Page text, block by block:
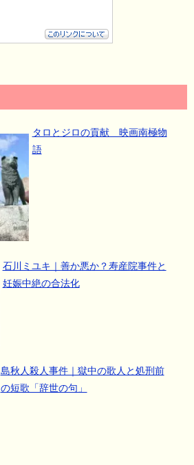
タロとジロの貢献 映画南極物
語
石川ミユキ｜善か悪か？寿産院事件と
妊娠中絶の合法化
島秋人殺人事件｜獄中の歌人と処刑前
の短歌「辞世の句」